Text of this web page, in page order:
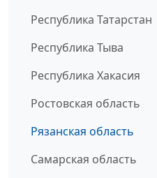
Республика Татарстан
Республика Тыва
Республика Хакасия
Ростовская область
Рязанская область
Самарская область